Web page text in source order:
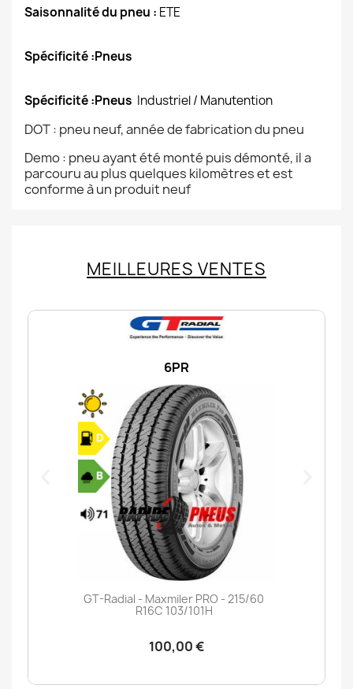
Saisonnalité du pneu : ETE
Spécificité :Pneus
Spécificité :Pneus Industriel / Manutention
DOT : pneu neuf, année de fabrication du pneu
Demo : pneu ayant été monté puis démonté, il a
parcouru au plus quelques kilomètres et est
conforme à un produit neuf
MEILLEURES VENTES
6PR
GT-Radial - Maxmiler PRO - 215/60
R16C 103/101H
100,00 €